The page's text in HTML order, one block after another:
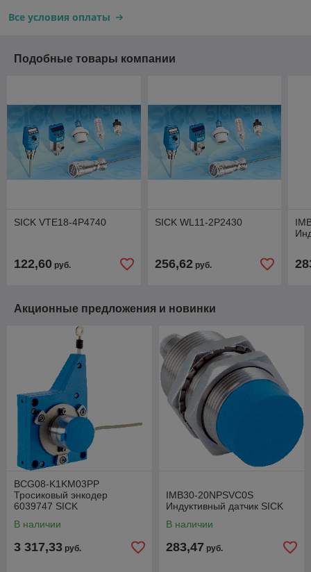
Все условия оплаты
Подобные товары компании
SICK VTE18-4P4740
122,60 руб.
SICK WL11-2P2430
256,62руб.
Акционные предложения и новинки
BCG08-K1KM03PP
Тросиковый энкодер
6039747 SICK
В наличии
3 317,33 руб.
IMB30-20NPSVC0S
Индуктивный датчик SICK
В наличии
283,47 руб.